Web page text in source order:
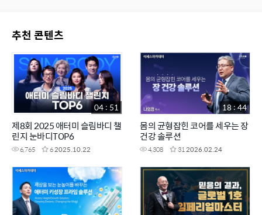
추천 콘텐츠
제8회 2025 애터미 슬림바디 챌
린지 눈바디TOP6
6,765 62025.10.22
04 : 51
몸의 균형잡힌 코어를 세우는 장
건강 솔루션
4,308 312026.02.24
18 : 44